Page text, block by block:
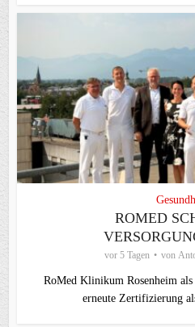
ROMED
vor 5 Tagen von
RoMed Klinikum Rosenheim als
erneute Zertifizierung